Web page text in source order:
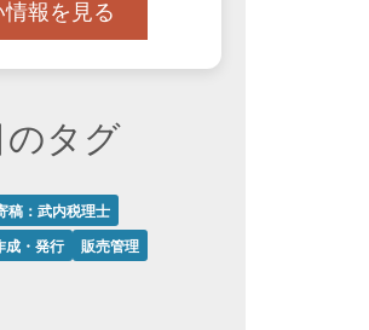
報を見る
のタグ
稿：武内税理士
成・発行
販売管理